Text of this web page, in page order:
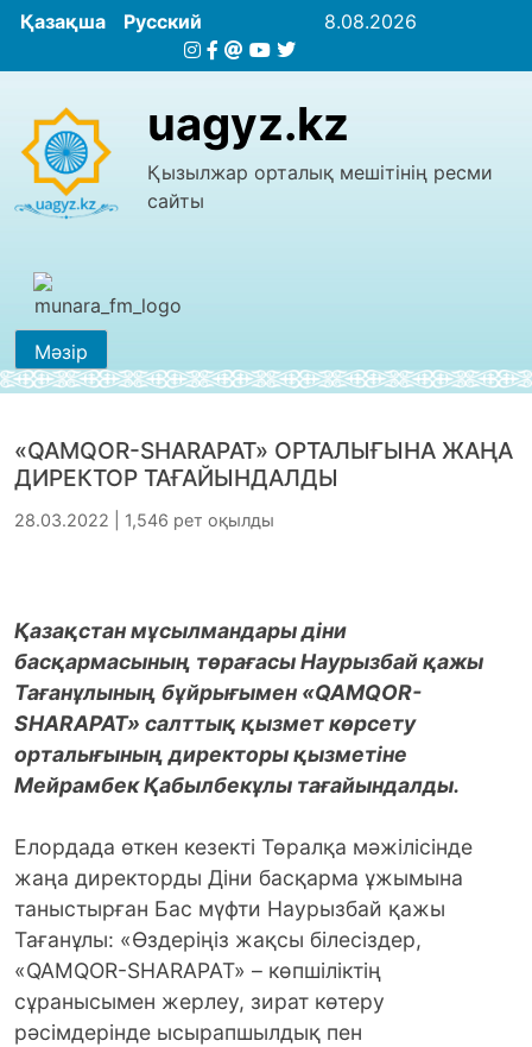
Қазақша Русский 8.08.2026
uagyz.kz
Қызылжар орталық мешітінің ресми
сайты
Мәзір
«QAMQOR-SHARAPAT» ОРТАЛЫҒЫНА ЖАҢА
ДИРЕКТОР ТАҒАЙЫНДАЛДЫ
28.03.2022 | 1,546 рет оқылды
Қазақстан мұсылмандары діни
басқармасының төрағасы Наурызбай қажы
Тағанұлының бұйрығымен «QAMQOR-
SHARAPAT» салттық қызмет көрсету
орталығының директоры қызметіне
Мейрамбек Қабылбекұлы тағайындалды.
Елордада өткен кезекті Төралқа мәжілісінде
жаңа директорды Діни басқарма ұжымына
таныстырған Бас мүфти Наурызбай қажы
Тағанұлы: «Өздеріңіз жақсы білесіздер,
«QAMQOR-SHARAPAT» – көпшіліктің
сұранысымен жерлеу, зират көтеру
рәсімдерінде ысырапшылдық пен